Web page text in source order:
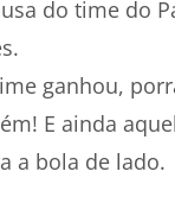
do time do
ganhou,
E ainda
a bola de lado.